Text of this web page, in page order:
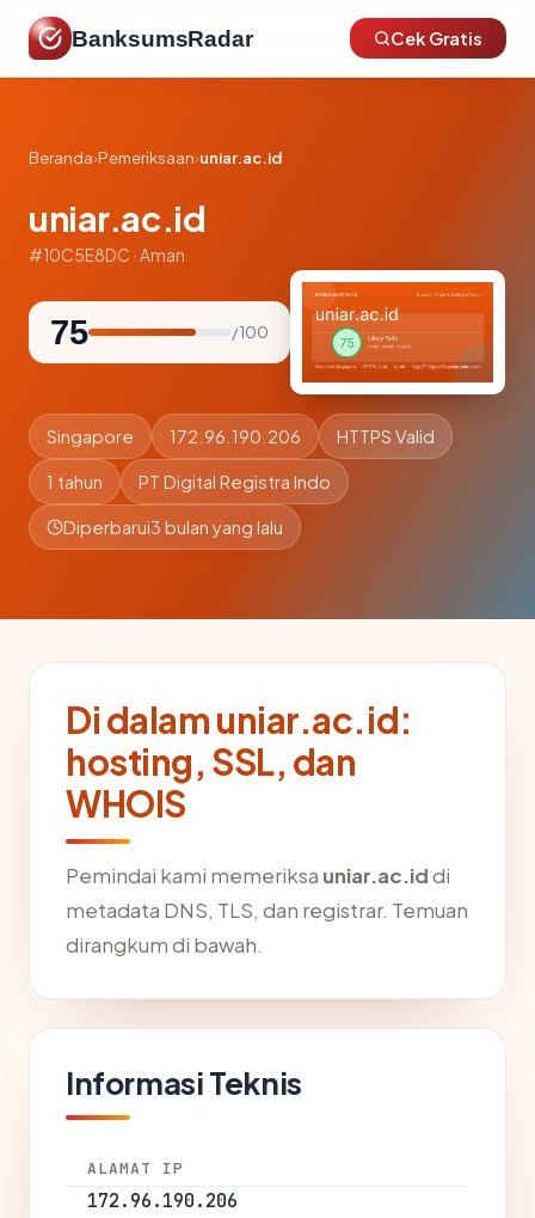
BanksumsRadar Cek Gratis
Beranda›Pemeriksaan›uniar.ac.id
uniar.ac.id
#10C5E8DC · Aman
75 / 100
Singapore 172.96.190.206 HTTPS Valid
1 tahun PT Digital Registra Indo
Diperbarui3 bulan yang lalu
Di dalam uniar.ac.id:
hosting, SSL, dan
WHOIS
Pemindai kami memeriksa uniar.ac.iddi
metadata DNS, TLS, dan registrar. Temuan
dirangkum di bawah.
Informasi Teknis
ALAMAT IP
172.96.190.206